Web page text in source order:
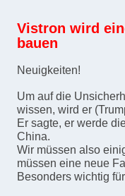
Vistron wird
bauen
Neuigkeiten!
Um auf die
wissen, wird er
Er sagte, er werde
China.
Wir müssen also
müssen eine neue
Besonders wichtig